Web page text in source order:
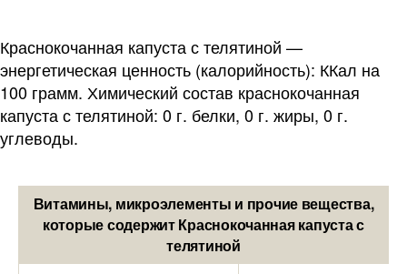
Краснокочанная капуста с телятиной —
энергетическая ценность (калорийность): ККал на
100 грамм. Химический состав краснокочанная
капуста с телятиной: 0 г. белки, 0 г. жиры, 0 г.
углеводы.
Витамины, микроэлементы и прочие вещества,
которые содержит Краснокочанная капуста с
телятиной